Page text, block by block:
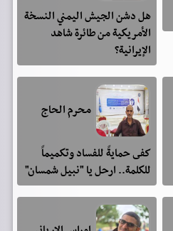
هل دشن الجيش اليمني النسخة
الأمريكية من طائرة شاهد
الإيرانية؟
محرم الحاج
كفى حمايةً للفساد وتكميماً
للكلمة.. ارحل يا "نبيل شمسان"